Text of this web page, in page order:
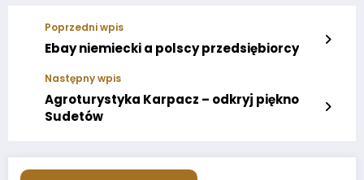
Poprzedni wpis
Ebay niemiecki a polscy przedsiębiorcy
Następny wpis
Agroturystyka Karpacz – odkryj piękno
Sudetów